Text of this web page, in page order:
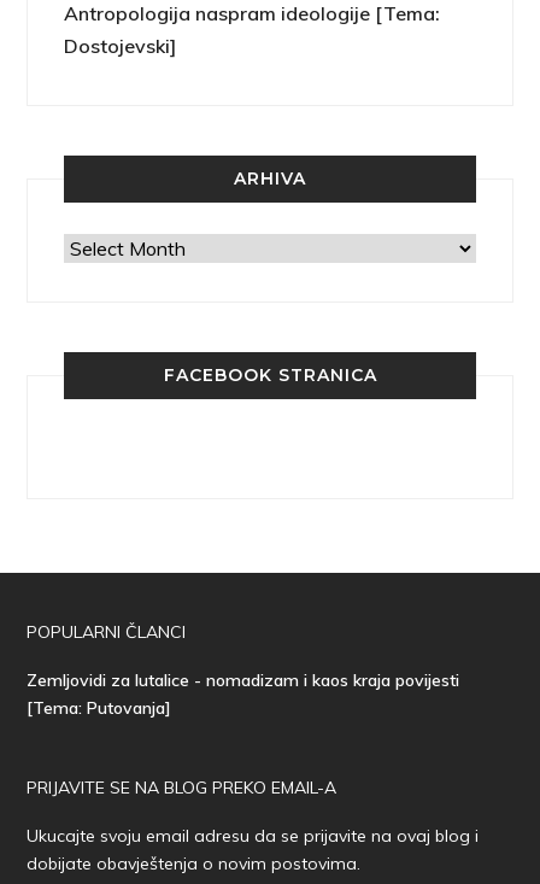
Antropologija naspram ideologije [Tema:
Dostojevski]
ARHIVA
Arhiva
FACEBOOK STRANICA
POPULARNI ČLANCI
Zemljovidi za lutalice - nomadizam i kaos kraja povijesti
[Tema: Putovanja]
PRIJAVITE SE NA BLOG PREKO EMAIL-A
Ukucajte svoju email adresu da se prijavite na ovaj blog i
dobijate obavještenja o novim postovima.